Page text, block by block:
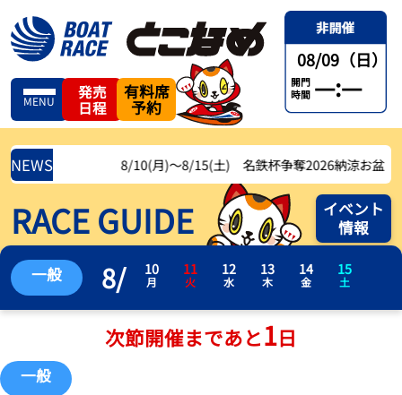
MENU
発売
日程
有料席
予約
08/09（日）
開門
時間 —:—
NEWS 8/10(月)〜8/15(土) 名鉄杯争奪2026納涼お盆レース
RACE GUIDE
イベント
情報
一般 8/ 10
月
11
火
12
水
13
木
14
金
15
土
次節開催まであと1日
一般